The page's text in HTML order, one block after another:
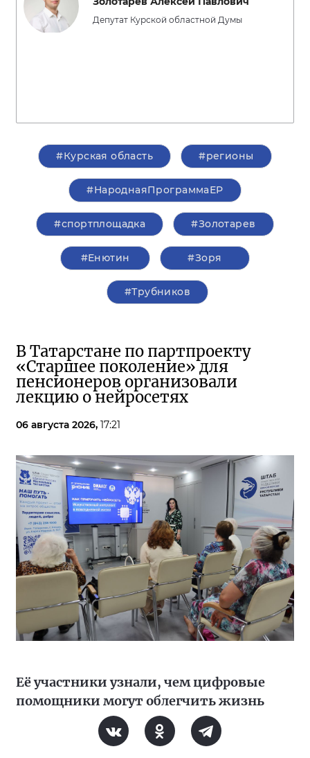
Депутат Курской областной Думы
#Курская область #регионы
#НароднаяПрограммаЕР
#спортплощадка #Золотарев
#Енютин #Зоря
#Трубников
В Татарстане по партпроекту
«Старшее поколение» для
пенсионеров организовали
лекцию о нейросетях
06 августа 2026, 17:21
Её участники узнали, чем цифровые
помощники могут облегчить жизнь